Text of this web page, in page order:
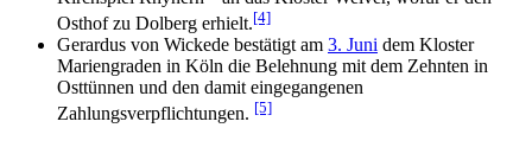
Osthof zu Dolberg erhielt.[4]
Gerardus von Wickede bestätigt am 3. Juni dem Kloster
Mariengraden in Köln die Belehnung mit dem Zehnten in
Osttünnen und den damit eingegangenen
Zahlungsverpflichtungen. [5]